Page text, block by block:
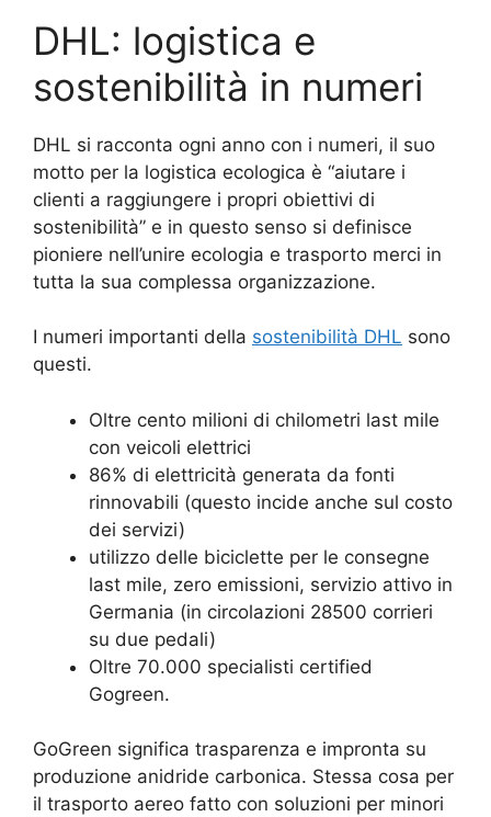
DHL: logistica e
sostenibilità in numeri
DHL si racconta ogni anno con i numeri, il suo
motto per la logistica ecologica è “aiutare i
clienti a raggiungere i propri obiettivi di
sostenibilità” e in questo senso si definisce
pioniere nell’unire ecologia e trasporto merci in
tutta la sua complessa organizzazione.
I numeri importanti della sostenibilità DHL sono
questi.
Oltre cento milioni di chilometri last mile
con veicoli elettrici
86% di elettricità generata da fonti
rinnovabili (questo incide anche sul costo
dei servizi)
utilizzo delle biciclette per le consegne
last mile, zero emissioni, servizio attivo in
Germania (in circolazioni 28500 corrieri
su due pedali)
Oltre 70.000 specialisti certified
Gogreen.
GoGreen significa trasparenza e impronta su
produzione anidride carbonica. Stessa cosa per
il trasporto aereo fatto con soluzioni per minori